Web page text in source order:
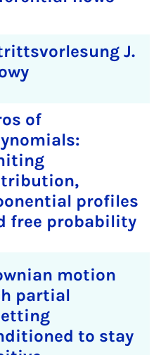
J.
of
profiles
free probability
motion
partial
to stay